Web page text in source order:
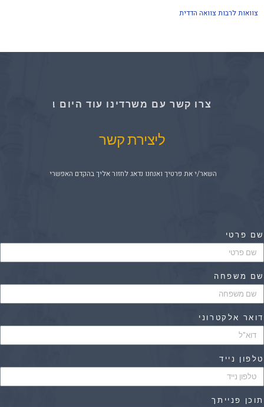
צוואות לרבות צוואה הדדית
צרו קשר עם משרדינו עוד היום !
ליצירת קשר
השאר/י את פרטיך ואנחנו נדאג לחזור אליך בהקדם האפשרי
פרטי
משפחה
אלקטרוני
נייד
פנייתך